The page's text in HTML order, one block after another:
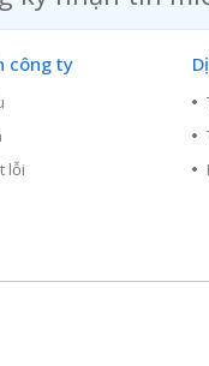
công ty
lỗi